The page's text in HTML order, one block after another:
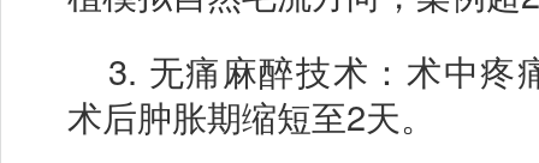
3. 无痛麻醉技术：术中疼
术后肿胀期缩短至2天。